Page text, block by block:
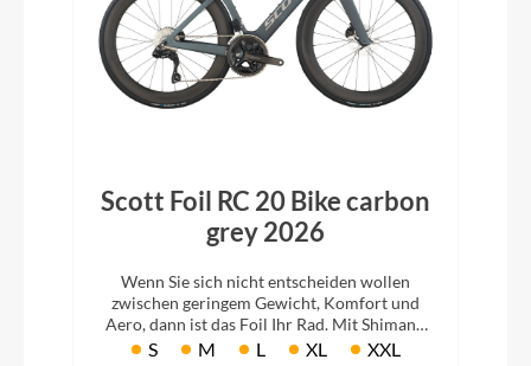
Scott Foil RC 20 Bike carbon
grey 2026
Wenn Sie sich nicht entscheiden wollen
zwischen geringem Gewicht, Komfort und
Aero, dann ist das Foil Ihr Rad. Mit Shimano
105 Di2 Schaltung.
S M L XL XXL